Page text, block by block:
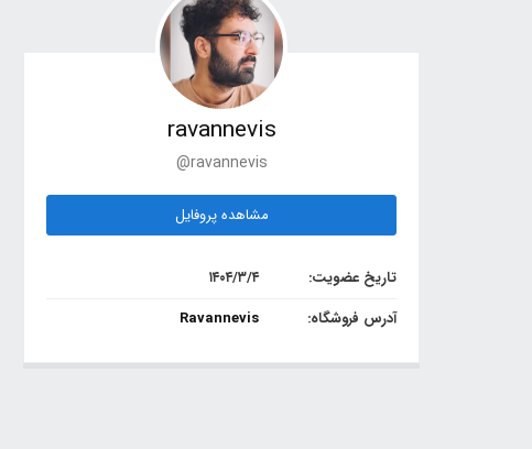
ravannevis
@ravannevis
مشاهده پروفایل
تاریخ عضویت:
۱۴۰۴/۳/۴
آدرس فروشگاه:
Ravannevis